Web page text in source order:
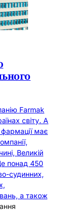
Farmak
світу. А
фармації має
Великій
понад 450
судинних,
а також